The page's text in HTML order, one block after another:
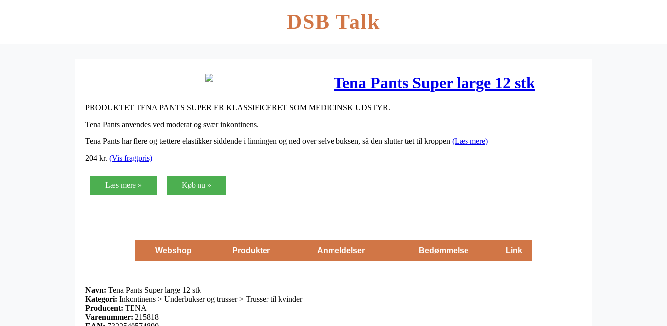
DSB Talk
Tena Pants Super large 12 stk
PRODUKTET TENA PANTS SUPER ER KLASSIFICERET SOM MEDICINSK UDSTYR.
Tena Pants anvendes ved moderat og svær inkontinens.
Tena Pants har flere og tættere elastikker siddende i linningen og ned over selve buksen, så den slutter tæt til kroppen (Læs mere)
204 kr. (Vis fragtpris)
Læs mere » Køb nu »
Webshop Produkter Anmeldelser Bedømmelse Link
Navn: Tena Pants Super large 12 stk
Kategori: Inkontinens > Underbukser og trusser > Trusser til kvinder
Producent: TENA
Varenummer: 215818